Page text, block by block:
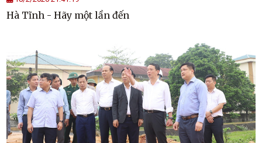
Hà Tĩnh - Hãy một lần đến